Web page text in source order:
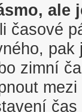
ale
časové
pak
zimní